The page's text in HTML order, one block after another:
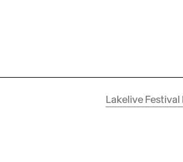
Lakelive Festival